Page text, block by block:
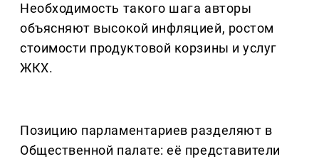
Необходимость такого шага авторы
объясняют высокой инфляцией, ростом
стоимости продуктовой корзины и услуг
ЖКХ.
Позицию парламентариев разделяют в
Общественной палате: её представители